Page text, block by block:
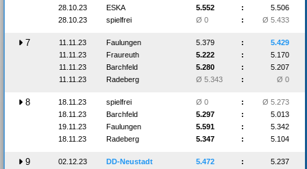
28.10.23
ESKA 5.552 :
5.506
28.10.23
spielfrei Ø 0 : Ø 5.433
7 11.11.23 Faulungen 5.379 :
5.429
11.11.23
Fraureuth 5.222 :
5.170
11.11.23
Barchfeld 5.280 :
5.207
11.11.23
Radeberg Ø 5.343 : Ø 0
8 18.11.23 spielfrei Ø 0 :
Ø 5.273
18.11.23
Barchfeld 5.297 :
5.013
19.11.23
Faulungen 5.591 :
5.342
18.11.23
Radeberg 5.347 : 5.104
9 02.12.23 DD-Neustadt 5.472 :
5.237